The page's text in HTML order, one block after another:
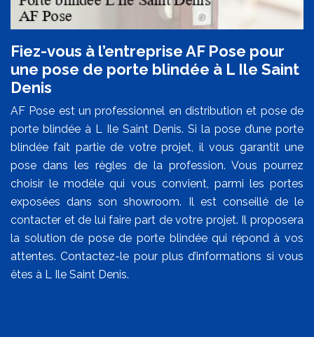
Fiez-vous à l’entreprise AF Pose pour
une pose de porte blindée à L Ile Saint
Denis
AF Pose est un professionnel en distribution et pose de
porte blindée à L Ile Saint Denis. Si la pose d’une porte
blindée fait partie de votre projet, il vous garantit une
pose dans les règles de la profession. Vous pourrez
choisir le modèle qui vous convient, parmi les portes
exposées dans son showroom. Il est conseillé de le
contacter et de lui faire part de votre projet. Il proposera
la solution de pose de porte blindée qui répond à vos
attentes. Contactez-le pour plus d’informations si vous
êtes à L Ile Saint Denis.